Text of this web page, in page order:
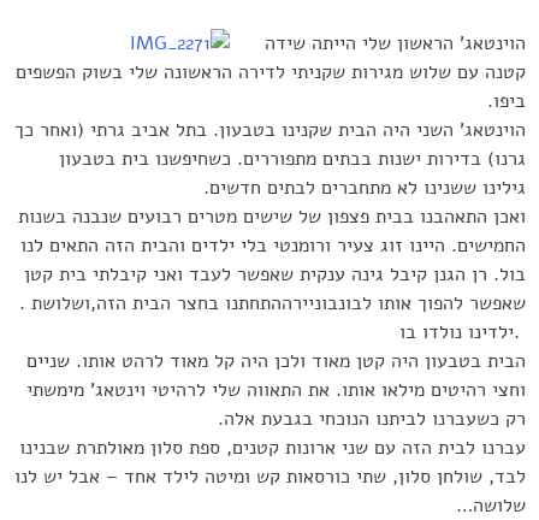
הוינטאג’ הראשון שלי הייתה שידה
קטנה עם שלוש מגירות שקניתי לדירה הראשונה שלי בשוק הפשפים
ביפו.
הוינטאג’ השני היה הבית שקנינו בטבעון. בתל אביב גרתי (ואחר כך
גרנו) בדירות ישנות בבתים מתפוררים. כשחיפשנו בית בטבעון
גילינו ששנינו לא מתחברים לבתים חדשים.
ואכן התאהבנו בבית פצפון של שישים מטרים רבועים שנבנה בשנות
החמישים. היינו זוג צעיר ורומנטי בלי ילדים והבית הזה התאים לנו
בול. רן הגנן קיבל גינה ענקית שאפשר לעבד ואני קיבלתי בית קטן
שאפשר להפוך אותו לבונבוניירה
. התחתנו בחצר הבית הזה,ושלושת
ילדינו נולדו בו.
הבית בטבעון היה קטן מאוד ולכן היה קל מאוד לרהט אותו. שניים
וחצי רהיטים מילאו אותו. את התאווה שלי לרהיטי וינטאג’ מימשתי
רק כשעברנו לביתנו הנוכחי בגבעת אלה.
עברנו לבית הזה עם שני ארונות קטנים, ספת סלון מאולתרת שבנינו
לבד, שולחן סלון, שתי כורסאות קש ומיטה לילד אחד – אבל יש לנו
שלושה…